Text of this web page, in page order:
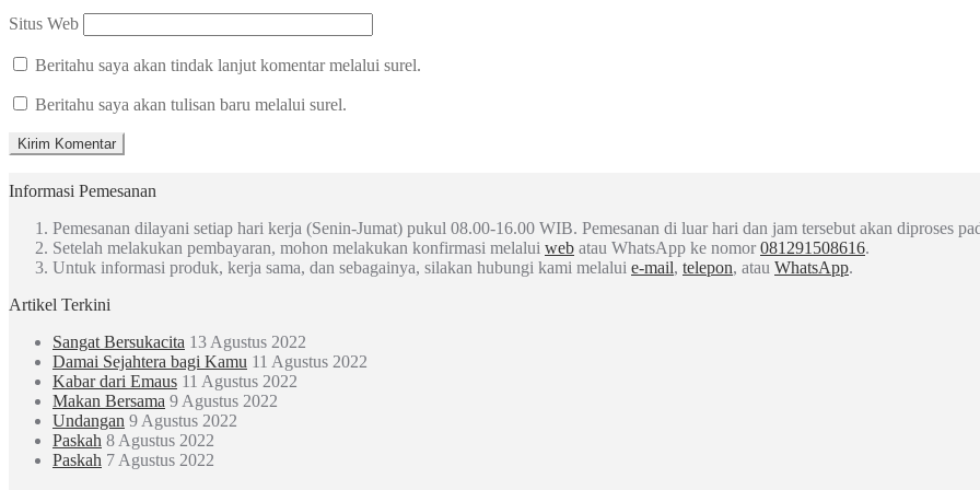
Situs Web
Beritahu saya akan tindak lanjut komentar melalui surel.
Beritahu saya akan tulisan baru melalui surel.
Informasi Pemesanan
Pemesanan dilayani setiap hari kerja (Senin-Jumat) pukul 08.00-16.00 WIB. Pemesanan di luar hari dan jam tersebut akan diproses
Setelah melakukan pembayaran, mohon melakukan konfirmasi melalui web atau WhatsApp ke nomor 081291508616.
Untuk informasi produk, kerja sama, dan sebagainya, silakan hubungi kami melalui e-mail, telepon, atau WhatsApp.
Artikel Terkini
Sangat Bersukacita 13 Agustus 2022
Damai Sejahtera bagi Kamu 11 Agustus 2022
Kabar dari Emaus 11 Agustus 2022
Makan Bersama 9 Agustus 2022
Undangan 9 Agustus 2022
Paskah 8 Agustus 2022
Paskah 7 Agustus 2022